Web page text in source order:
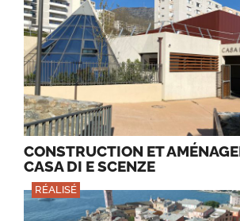
CONSTRUCTION ET
CASA DI E SCENZE
RÉALISÉ